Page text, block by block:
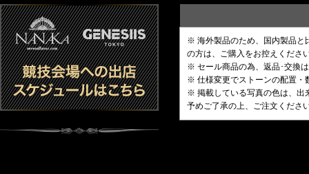
※ 海外製品のため、国内製品と
の方は、ご購入をお控えくださ
※ セール商品の為、返品･交換
※ 仕様変更でストーンの配置・
※ 掲載している写真の色は、出
予めご了承の上、ご注文くださ